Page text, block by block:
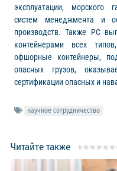
эксплуатации, морского
систем менеджмента и
производств. Также РС
контейнерами всех
офшорные контейнеры,
опасных грузов,
сертификации опасных и
научное сотрудничество
Читайте также